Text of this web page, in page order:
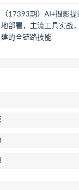
（17393期）AI+摄影
地部署，主流工具实战
建的全链路技能